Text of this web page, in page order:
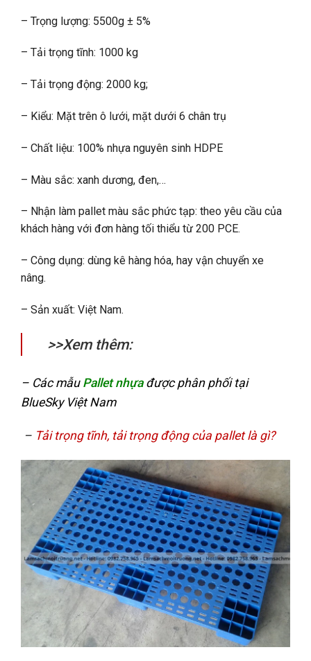
– Trọng lượng: 5500g ± 5%
– Tải trọng tĩnh: 1000 kg
– Tải trọng động: 2000 kg;
– Kiểu: Mặt trên ô lưới, mặt dưới 6 chân trụ
– Chất liệu: 100% nhựa nguyên sinh HDPE
– Màu sắc: xanh dương, đen,…
– Nhận làm pallet màu sắc phức tạp: theo yêu cầu của
khách hàng với đơn hàng tối thiểu từ 200 PCE.
– Công dụng: dùng kê hàng hóa, hay vận chuyển xe
nâng.
– Sản xuất: Việt Nam.
>>Xem thêm:
– Các mẫu Pallet nhựa được phân phối tại
BlueSky Việt Nam
– Tải trọng tĩnh, tải trọng động của pallet là gì?